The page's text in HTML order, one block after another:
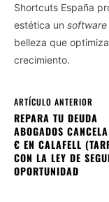
Shortcuts España
estética un software
belleza que
crecimiento.
ARTÍCULO ANTERIOR
REPARA TU DEUDA
ABOGADOS
€ EN CALAFELL
CON LA LEY DE
OPORTUNIDAD